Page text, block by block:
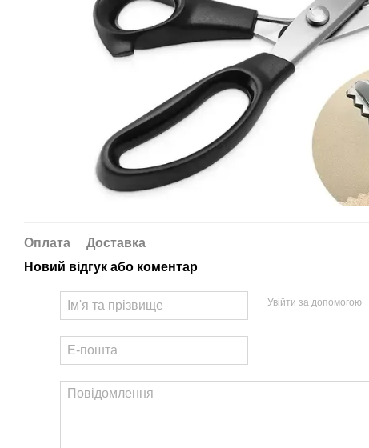
Оплата
Доставка
Новий відгук або коментар
Увійти за допомогою